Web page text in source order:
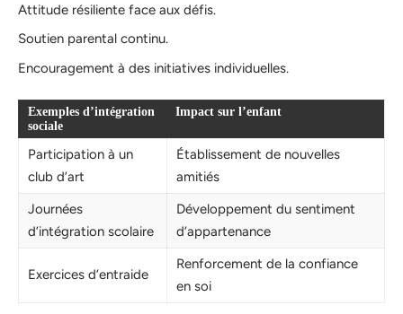
Attitude résiliente face aux défis.
Soutien parental continu.
Encouragement à des initiatives individuelles.
Exemples d’intégration
sociale
Impact sur l’enfant
Participation à un
club d’art
Établissement de nouvelles
amitiés
Journées
d’intégration scolaire
Développement du sentiment
d’appartenance
Exercices d’entraide
Renforcement de la confiance
en soi